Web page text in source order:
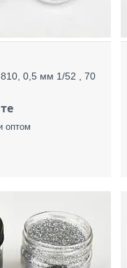
810, 0,5 мм 1/52 , 70
оптом